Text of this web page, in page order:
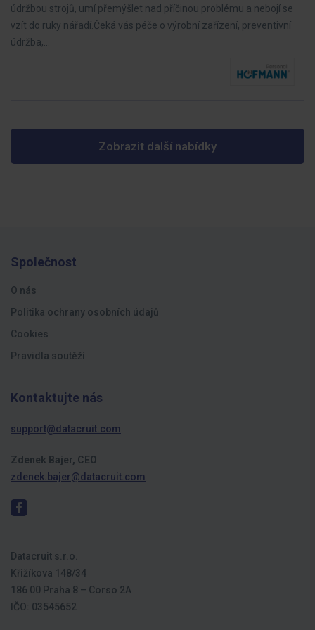
údržbou strojů, umí přemýšlet nad příčinou problému a nebojí se
vzít do ruky nářadí.Čeká vás péče o výrobní zařízení, preventivní
údržba,…
Zobrazit další nabídky
Společnost
O nás
Politika ochrany osobních údajů
Cookies
Pravidla soutěží
Kontaktujte nás
support@datacruit.com
Zdenek Bajer, CEO
zdenek.bajer@datacruit.com
Datacruit s.r.o.
Křižíkova 148/34
186 00 Praha 8 – Corso 2A
IČO: 03545652